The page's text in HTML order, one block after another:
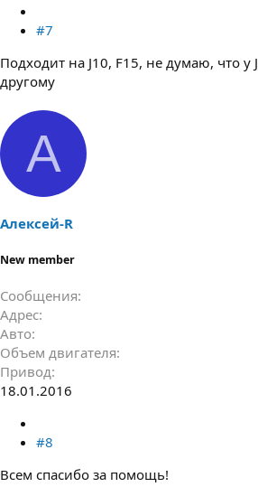
#7
Подходит на J10, F15, не думаю, что у
другому
А
Алексей-R
New member
Сообщения
Адрес
Авто
Объем двигателя
Привод
18.01.2016
#8
Всем спасибо за помощь!